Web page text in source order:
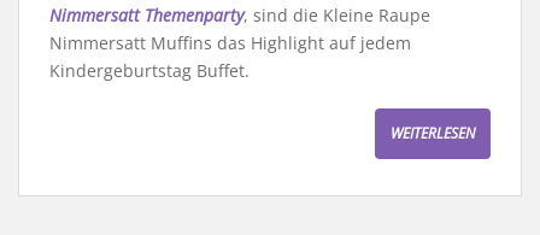
Nimmersatt Themenparty, sind die Kleine Raupe
Nimmersatt Muffins das Highlight auf jedem
Kindergeburtstag Buffet.
WEITERLESEN